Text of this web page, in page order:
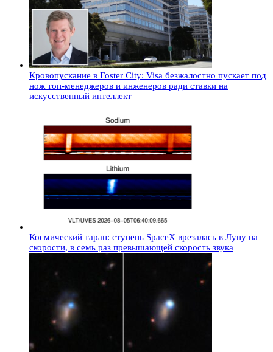
Кровопускание в Foster City: Visa безжалостно пускает под
нож топ-менеджеров и инженеров ради ставки на
искусственный интеллект
Космический таран: ступень SpaceX врезалась в Луну на
скорости, в семь раз превышающей скорость звука